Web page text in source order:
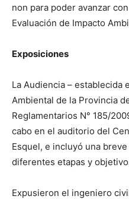
non para poder avanzar
Evaluación de Impacto
Exposiciones
La Audiencia – establecida
Ambiental de la Provincia
Reglamentarios N° 185/
cabo en el auditorio del
Esquel, e incluyó una
diferentes etapas y
Expusieron el ingeniero